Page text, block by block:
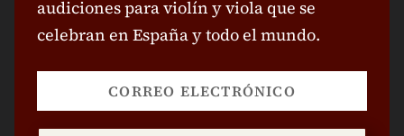
audiciones para violín y viola que se
celebran en España y todo el mundo.